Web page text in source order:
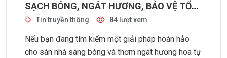
SẠCH BÓNG, NGÁT HƯƠNG, BẢO VỆ TỔ
ẤM CỦA BẠN
Tin truyền thông 84 lượt xem
Nếu bạn đang tìm kiếm một giải pháp hoàn hảo
cho sàn nhà sáng bóng và thơm ngát hương hoa tự